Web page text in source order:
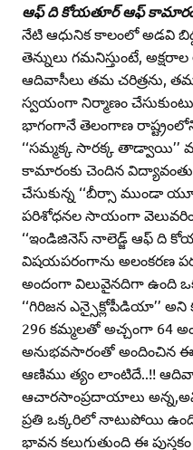
ఆఫ్‌ ది కోయతూర్‌ ఆఫ్‌
నేటి ఆధునిక కాలంలో అడవి
తెన్నులు గమనిస్తుంటే,
ఆదివాసీలు తమ చరిత్రను,
స్వయంగా నిర్మాణం
భాగంగానే తెలంగాణ
‘‘సమ్మక్క సారక్క
కామారంకు చెందిన
చేసుకున్న ‘‘బీర్సా ముండా
పరిశోధనల సాయంగా
‘‘ఇండిజినెస్‌ నాలెడ్జ్‌ ఆఫ్‌ ది
విషయపరంగాను అలంకరణ
అందంగా విలువైనదిగా ఉంది
‘‘గిరిజన ఎన్సైక్లోపీడియా’’ అని
296 కమ్మలతో అచ్చంగా 64
అనుభవసారంతో అందించిన
ఆణిము త్యం లాంటిదే..!!
ఆచారసాంప్రదాయాలు
ప్రతి ఒక్కరిలో నాటుపోయి
భావన కలుగుతుంది ఈ